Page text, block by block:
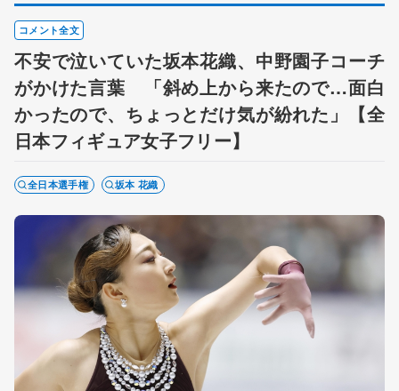
コメント全文
不安で泣いていた坂本花織、中野園子コーチ
がかけた言葉 「斜め上から来たので…面白
かったので、ちょっとだけ気が紛れた」【全
日本フィギュア女子フリー】
全日本選手権 坂本 花織